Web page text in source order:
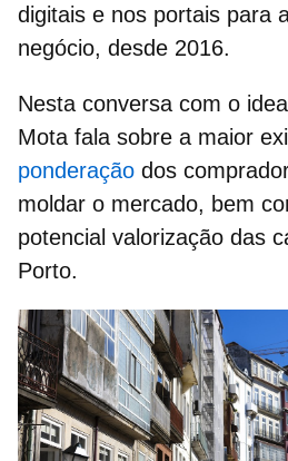
digitais e nos portais para
negócio, desde 2016.
Nesta conversa com o
Mota fala sobre a maior
ponderação dos
moldar o mercado, bem
potencial valorização das
Porto.